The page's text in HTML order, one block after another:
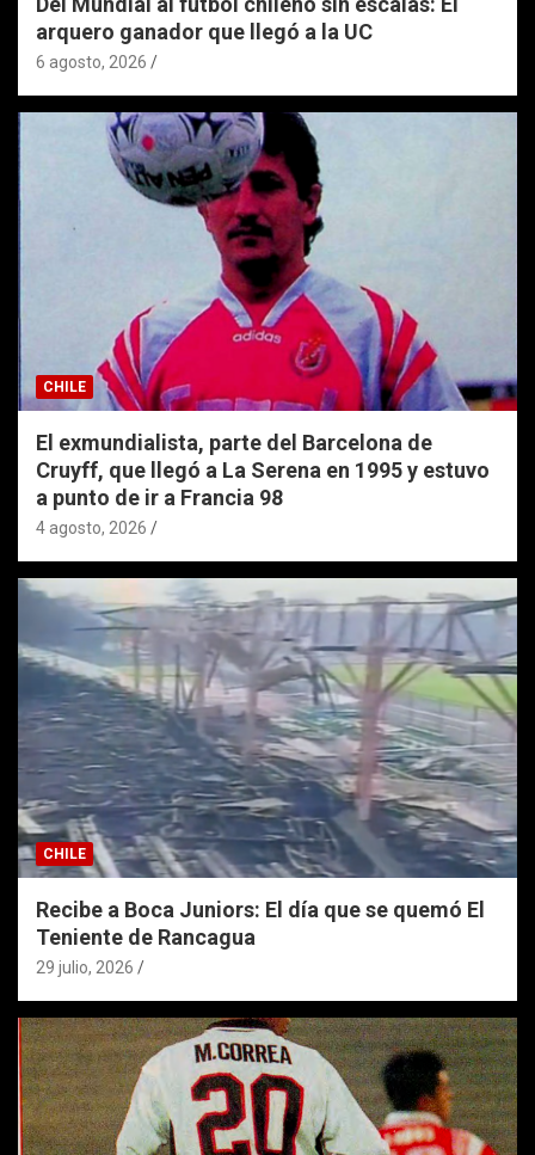
arquero ganador que llegó a la UC
6 agosto, 2026
CHILE
El exmundialista, parte del Barcelona de
Cruyff, que llegó a La Serena en 1995 y estuvo
a punto de ir a Francia 98
4 agosto, 2026
CHILE
Recibe a Boca Juniors: El día que se quemó El
Teniente de Rancagua
29 julio, 2026